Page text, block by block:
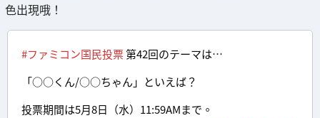
色出現哦！
#ファミコン国民投票第42回のテーマは…
「○○くん/○○ちゃん」といえば？
投票期間は5月8日（水）11:59AMまで。